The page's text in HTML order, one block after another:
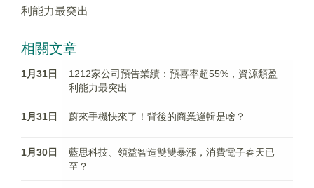
利能力最突出
相關文章
1月31日
1212家公司預告業績：預喜率超55%，資源類盈
利能力最突出
1月31日 蔚來手機快來了！背後的商業邏輯是啥？
1月30日
藍思科技、領益智造雙雙暴漲，消費電子春天已
至？